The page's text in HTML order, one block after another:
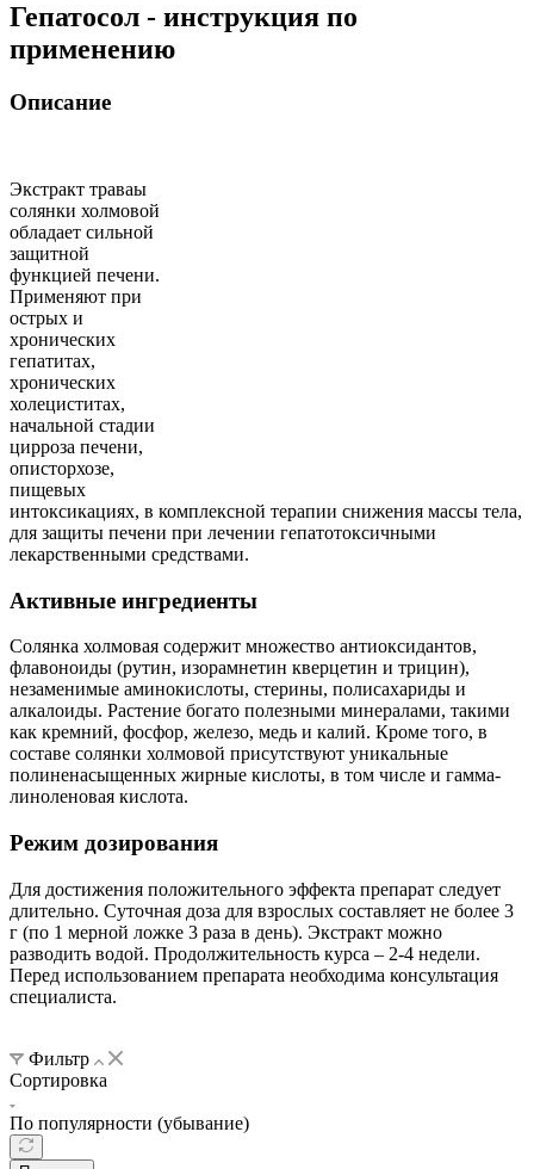
Гепатосол - инструкция по
применению
Описание
Экстракт траваы
солянки холмовой
обладает сильной
защитной
функцией печени.
Применяют при
острых и
хронических
гепатитах,
хронических
холециститах,
начальной стадии
цирроза печени,
описторхозе,
пищевых
интоксикациях, в комплексной терапии снижения массы тела,
для защиты печени при лечении гепатотоксичными
лекарственными средствами.
Активные ингредиенты
Солянка холмовая содержит множество антиоксидантов,
флавоноиды (рутин, изорамнетин кверцетин и трицин),
незаменимые аминокислоты, стерины, полисахариды и
алкалоиды. Растение богато полезными минералами, такими
как кремний, фосфор, железо, медь и калий. Кроме того, в
составе солянки холмовой присутствуют уникальные
полиненасыщенных жирные кислоты, в том числе и гамма-
линоленовая кислота.
Режим дозирования
Для достижения положительного эффекта препарат следует
длительно. Суточная доза для взрослых составляет не более 3
г (по 1 мерной ложке 3 раза в день). Экстракт можно
разводить водой. Продолжительность курса – 2-4 недели.
Перед использованием препарата необходима консультация
специалиста.
Фильтр
Сортировка
По популярности (убывание)